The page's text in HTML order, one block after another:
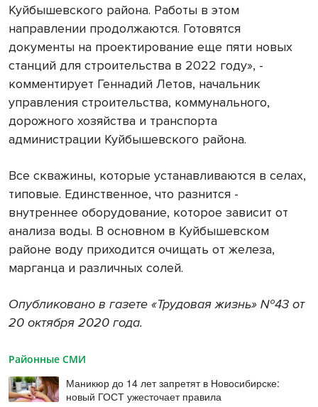
Куйбышевского района. Работы в этом
направлении продолжаются. Готовятся
документы на проектирование еще пяти новых
станций для строительства в 2022 году», -
комментирует Геннадий Летов, начальник
управления строительства, коммунального,
дорожного хозяйства и транспорта
администрации Куйбышевского района.
Все скважины, которые устанавливаются в селах,
типовые. Единственное, что разнится -
внутреннее оборудование, которое зависит от
анализа воды. В основном в Куйбышевском
районе воду приходится очищать от железа,
марганца и различных солей.
Опубликовано в газете «Трудовая жизнь» №43 от
20 октября 2020 года.
Районные СМИ
Маникюр до 14 лет запретят в Новосибирске:
новый ГОСТ ужесточает правила